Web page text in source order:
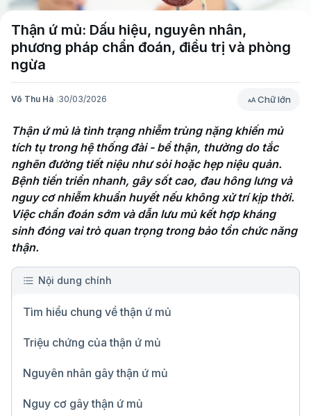
Thận ứ mủ: Dấu hiệu, nguyên nhân,
phương pháp chẩn đoán, điều trị và phòng
ngừa
Võ Thu Hà 30/03/2026 Chữ lớn
Thận ứ mủ là tình trạng nhiễm trùng nặng khiến mủ
tích tụ trong hệ thống đài - bể thận, thường do tắc
nghẽn đường tiết niệu như sỏi hoặc hẹp niệu quản.
Bệnh tiến triển nhanh, gây sốt cao, đau hông lưng và
nguy cơ nhiễm khuẩn huyết nếu không xử trí kịp thời.
Việc chẩn đoán sớm và dẫn lưu mủ kết hợp kháng
sinh đóng vai trò quan trọng trong bảo tồn chức năng
thận.
Nội dung chính
Tìm hiểu chung về thận ứ mủ
Triệu chứng của thận ứ mủ
Nguyên nhân gây thận ứ mủ
Nguy cơ gây thận ứ mủ